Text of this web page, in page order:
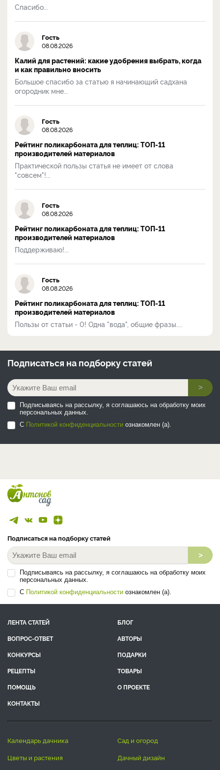
Спасибо...
Гость
08.08.2026
Калий для растений: какие удобрения выбрать, когда
и как правильно вносить
Большое спасибо за статью я начинающий садхана
огородник мне...
Гость
08.08.2026
Рейтинг поликарбоната для теплиц: ТОП-11
производителей материалов
Практической пользы статья не имеет от слова
"совсем"!...
Гость
08.08.2026
Рейтинг поликарбоната для теплиц: ТОП-11
производителей материалов
Поддерживаю!...
Гость
08.08.2026
Рейтинг поликарбоната для теплиц: ТОП-11
производителей материалов
Пользы от статьи - 0! Одна "вода", общие фразы....
Подписаться на подборку статей
>
Подписываясь на рассылку, я соглашаюсь на обработку моих
персональных данных.
С Политикой конфиденциальности ознакомлен (а).
Подписаться на подборку статей
>
Подписываясь на рассылку, я соглашаюсь на обработку моих
персональных данных.
С Политикой конфиденциальности ознакомлен (а).
ЛЕНТА СТАТЕЙ
БЛОГ
ВОПРОС-ОТВЕТ
АВТОРЫ
КОНКУРСЫ
ПОДАРКИ
РЕЦЕПТЫ
ТОВАРЫ
ПОМОЩЬ
О ПРОЕКТЕ
КОНТАКТЫ
календарь дачника
сад и огород
цветы и растения
дачный дизайн